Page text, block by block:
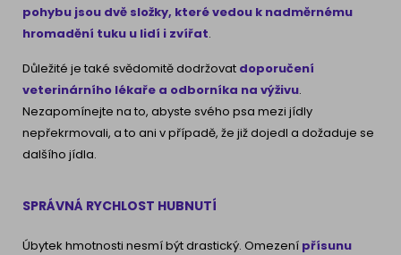
pohybu jsou dvě složky, které vedou k nadměrnému
hromadění tuku u lidí i zvířat.
Důležité je také svědomitě dodržovat doporučení
veterinárního lékaře a odborníka na výživu.
Nezapomínejte na to, abyste svého psa mezi jídly
nepřekrmovali, a to ani v případě, že již dojedl a dožaduje se
dalšího jídla.
SPRÁVNÁ RYCHLOST HUBNUTÍ
Úbytek hmotnosti nesmí být drastický. Omezení přísunu